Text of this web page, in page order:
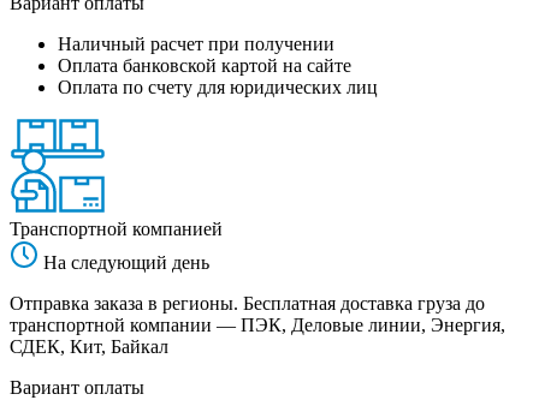
Наличный расчет при получении
Оплата банковской картой на сайте
Оплата по счету для юридических лиц
Транспортной компанией
На следующий день
Отправка заказа в регионы. Бесплатная доставка груза до
транспортной компании — ПЭК, Деловые линии, Энергия,
СДЕК, Кит, Байкал
Вариант оплаты